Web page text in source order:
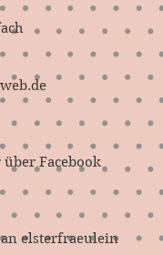
über Facebook
elsterfraeulein